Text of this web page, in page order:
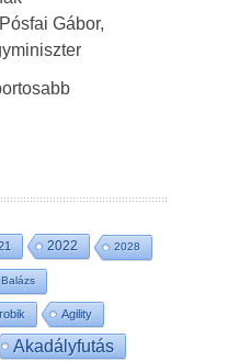
Gábor,
2022 2028
Agility
Akadályfutás